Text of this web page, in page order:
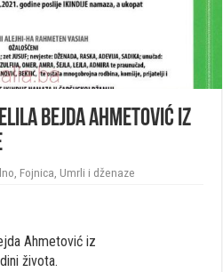
Bejda Ahmetović iz
Fojnica Umrli i dženaze
Ahmetović iz
života.